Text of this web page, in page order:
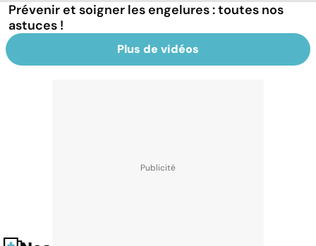
Prévenir et soigner les engelures : toutes nos
astuces !
Plus de vidéos